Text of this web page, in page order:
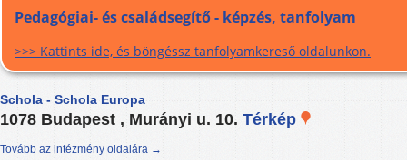
Pedagógiai- és családsegítő - képzés, tanfolyam
>>> Kattints ide, és böngéssz tanfolyamkereső oldalunkon.
Schola - Schola Europa
1078 Budapest , Murányi u. 10. Térkép
Tovább az intézmény oldalára →